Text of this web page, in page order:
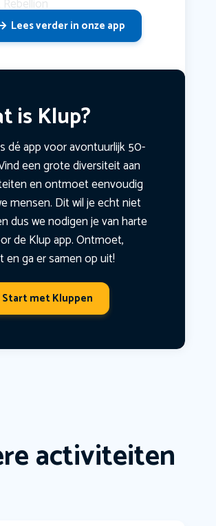
Rebellion
Lees verder in onze app
is Klup?
dé app voor avontuurlijk 50-
een grote diversiteit aan
en ontmoet eenvoudig
mensen. Dit wil je echt niet
dus we nodigen je van harte
de Klup app. Ontmoet,
en ga er samen op uit!
Start met Kluppen
activiteiten